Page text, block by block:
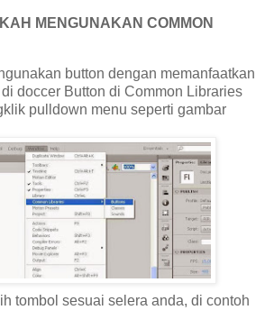
MENGUNAKAN COMMON
button dengan memanfaatkan
di doccer Button di Common Libraries
pulldown menu seperti gambar
tombol sesuai selera anda, di contoh